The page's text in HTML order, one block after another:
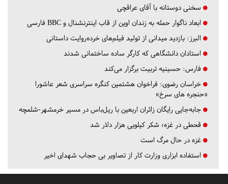
سخنی دوستانه با آقای عراقچی
ابعاد ناگوار حمله به زندان اوین از قاب اینترنشنال و BBC فارسی
البرز: بازدید میدانی از تولید فیلم‌های خرده‌روایت داستانی
استادان دانشگاهی که کارگر ساده ساختمانی شدند
فارس: حسینیه تربیت برگزار می‌کند
خراسان رضوی: فراخوان هشتمین کنگره سراسری شعر عاشورا
«حنجره های سرخ»
جابه‌جایی رایگان زائران اربعین با ریل‌باس در مسیر خرمشهر-شلمچه
قحطی در غزه؛ شکر کیلویی هزار دلار شد
غزه در حال مرگ است
استفاده ابزاری وزارت کار از تصاویر بی حجاب شهدای اخیر